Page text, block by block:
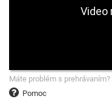
Pomoc
Máte problém s prehrávaním?